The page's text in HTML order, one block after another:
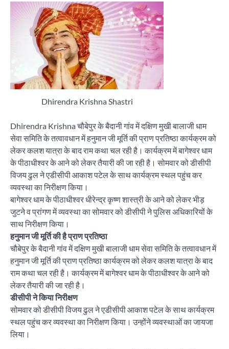
Dhirendra Krishna Shastri
Dhirendra Krishna चौबेपुर के बैदानी गांव में दक्षिण मुखी बालाजी धाम
सेवा समिति के तत्वावधान में हनुमान जी मूर्ति की प्राण प्रतिष्ठा कार्यक्रम को
लेकर कलश यात्रा के बाद राम कथा चल रही है। कार्यक्रम में बागेश्वर धाम
के पीठाधीश्वर के आने को लेकर तैयारी की जा रही है। सोमवार को डीसीपी
विजय ढुल ने एडीसीपी आकाश पटेल के साथ कार्यक्रम स्थल पहुंच कर
व्यवस्था का निरीक्षण किया।
बागेश्वर धाम के पीठाधीश्वर धीरेन्द्र कृष्ण शास्त्री के आने को लेकर भीड़
जुटने व प्रांगण में व्यवस्था का सोमवार को डीसीपी ने पुलिस अधिकारियों के
साथ निरीक्षण किया।
हनुमान जी मूर्ति की है प्राण प्रतिष्ठा
चौबेपुर के बैदानी गांव में दक्षिण मुखी बालाजी धाम सेवा समिति के तत्वावधान में
हनुमान जी मूर्ति की प्राण प्रतिष्ठा कार्यक्रम को लेकर कलश यात्रा के बाद
राम कथा चल रही है। कार्यक्रम में बागेश्वर धाम के पीठाधीश्वर के आने को
लेकर तैयारी की जा रही है।
डीसीपी ने किया निरीक्षण
सोमवार को डीसीपी विजय ढुल ने एडीसीपी आकाश पटेल के साथ कार्यक्रम
स्थल पहुंच कर व्यवस्था का निरीक्षण किया। उन्होंने व्यवस्थाओं का जायजा
लिया।